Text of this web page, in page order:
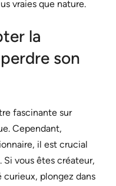
vraies que nature.
la
son
fascinante sur
Cependant,
il est crucial
Si vous êtes créateur,
curieux, plongez dans